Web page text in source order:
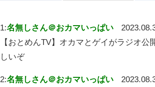
1:名無しさん＠おカマいっぱい
【おとめんTV】オカマとゲイがラジオ
しいぞ
2:名無しさん＠おカマいっぱい